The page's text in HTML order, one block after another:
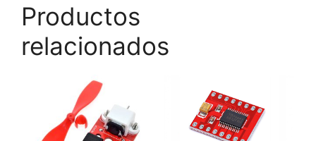
Productos
relacionados